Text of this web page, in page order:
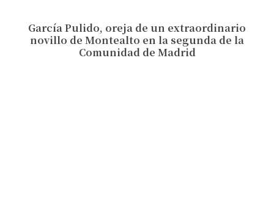
García Pulido, oreja de un extraordinario
novillo de Montealto en la segunda de la
Comunidad de Madrid